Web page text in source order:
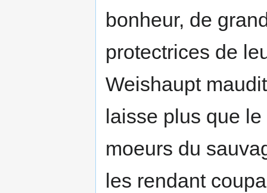
bonheur, de
protectrices de
Weishaupt
laisse plus que
moeurs du
les rendant